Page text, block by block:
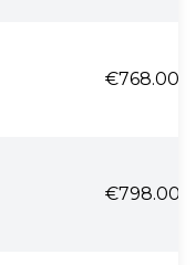
€768.00
€798.00